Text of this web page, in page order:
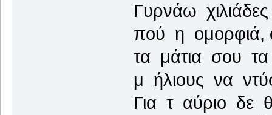
Γυρνάω
πού η ομορφιά,
τα μάτια σου τα
μ ήλιους να
Για τ αύριο δε